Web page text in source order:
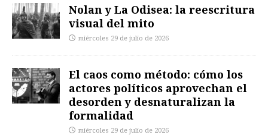
Nolan y La Odisea: la reescritura
visual del mito
miércoles 29 de julio de 2026
El caos como método: cómo los
actores políticos aprovechan el
desorden y desnaturalizan la
formalidad
miércoles 29 de julio de 2026